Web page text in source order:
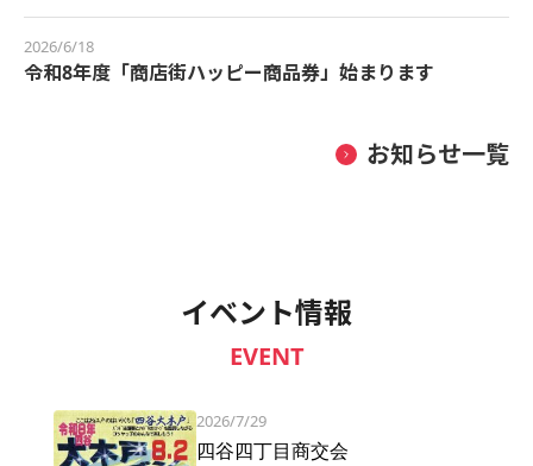
2026/6/18
令和8年度「商店街ハッピー商品券」始まります
お知らせ一覧
イベント情報
EVENT
2026/7/29
四谷四丁目商交会